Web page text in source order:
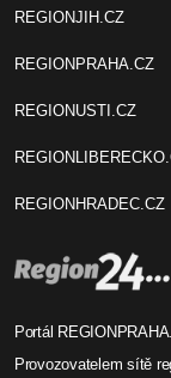
REGIONJIH.CZ
REGIONPRAHA.CZ
REGIONUSTI.CZ
REGIONHRADEC.CZ
Portál
Provozovatelem sítě